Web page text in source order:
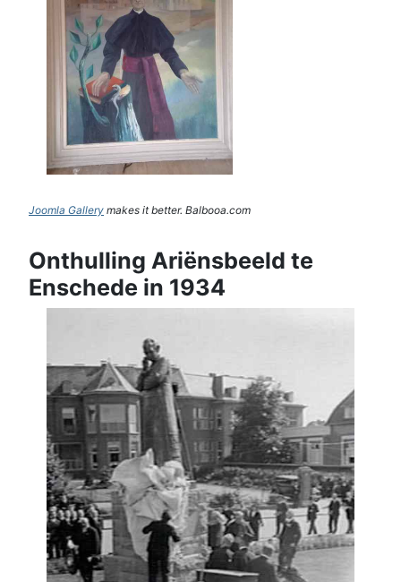
Joomla Gallery makes it better. Balbooa.com
Onthulling Ariënsbeeld te
Enschede in 1934